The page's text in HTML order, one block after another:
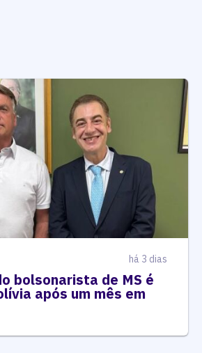
há 3 dias
bolsonarista de MS é
após um mês em